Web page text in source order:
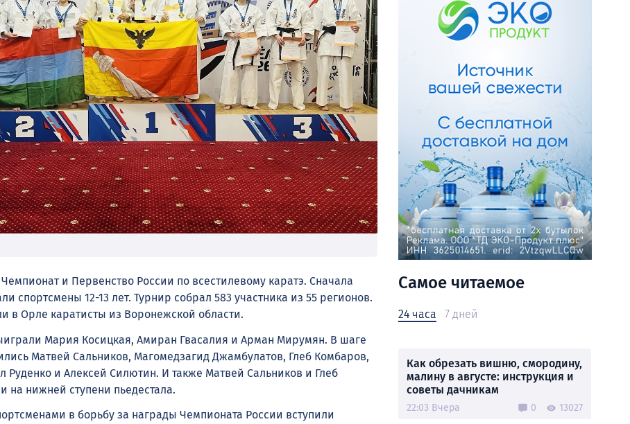
и Первенство России по всестилевому каратэ. Сначала
спортсмены 12-13 лет. Турнир собрал 583 участника из 55 регионов.
в Орле каратисты из Воронежской области.
Мария Косицкая, Амиран Гвасалия и Арман Мирумян. В шаге
Матвей Сальников, Магомедзагид Джамбулатов, Глеб Комбаров,
Руденко и Алексей Силютин. И также Матвей Сальников и Глеб
на нижней ступени пьедестала.
в борьбу за награды Чемпионата России вступили
Самое читаемое
24 часа 7 дней
Как обрезать вишню, смородину,
малину в августе: инструкция и
советы дачникам
22:03 Вчера 0 13027